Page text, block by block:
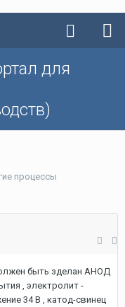
для
процессы
быть зделан АНОД
, электролит -
34 В , катод-свинец